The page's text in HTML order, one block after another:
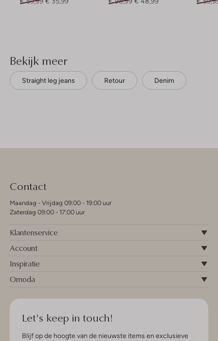
Bekijk meer
Straight leg jeans Retour Denim
Contact
Maandag - Vrijdag 09:00 - 19:00 uur
Zaterdag 09:00 - 17:00 uur
Klantenservice
Account
Inspiratie
Omoda
Let's keep in touch!
Blijf op de hoogte van de nieuwste items en exclusieve